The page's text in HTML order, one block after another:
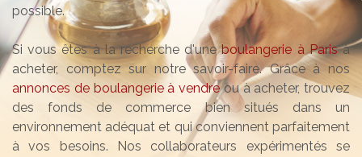
possible.
Si vous êtes à la recherche d'uneboulangerie à Parisà
acheter, comptez sur notre savoir-faire. Grâce à nos
annonces de boulangerie à vendreou à acheter, trouvez
des fonds de commerce bien situés dans un
environnement adéquat et qui conviennent parfaitement
à vos besoins. Nos collaborateurs expérimentés se